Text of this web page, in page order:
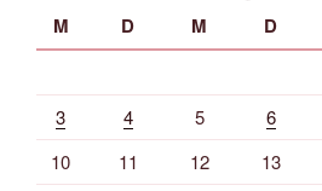
M D M D
3
4 5 6
10
11 12 13